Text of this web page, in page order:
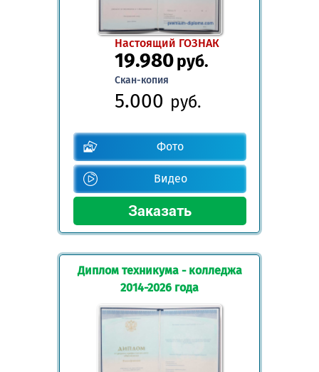
Настоящий ГОЗНАК
19.980руб.
Скан-копия
5.000 руб.
Фото
Видео
Диплом техникума - колледжа
2014-2026 года